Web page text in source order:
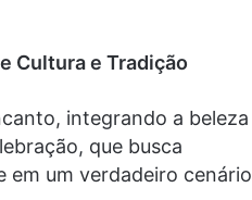
Cultura e Tradição
integrando a beleza
que busca
em um verdadeiro cenário